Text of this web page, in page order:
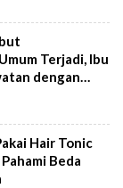
Terjadi, Ibu
dengan
Hair Tonic
Beda